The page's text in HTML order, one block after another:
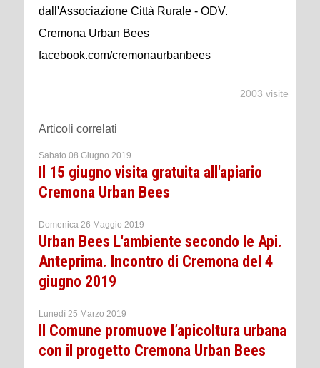
dall'Associazione Città Rurale - ODV.
Cremona Urban Bees
facebook.com/cremonaurbanbees
2003 visite
Articoli correlati
Sabato 08 Giugno 2019
Il 15 giugno visita gratuita all'apiario
Cremona Urban Bees
Domenica 26 Maggio 2019
Urban Bees L'ambiente secondo le Api.
Anteprima. Incontro di Cremona del 4
giugno 2019
Lunedì 25 Marzo 2019
Il Comune promuove l’apicoltura urbana
con il progetto Cremona Urban Bees